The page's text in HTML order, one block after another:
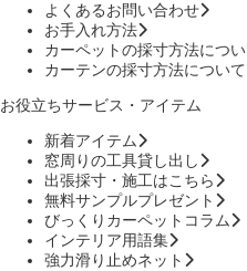
よくあるお問い合わせ
お手入れ方法
カーペットの採寸方法につ
カーテンの採寸方法について
お役立ちサービス・アイテム
新着アイテム
窓周りの工具貸し出し
出張採寸・施工はこちら
無料サンプルプレゼント
びっくりカーペットコラム
インテリア用語集
強力滑り止めネット